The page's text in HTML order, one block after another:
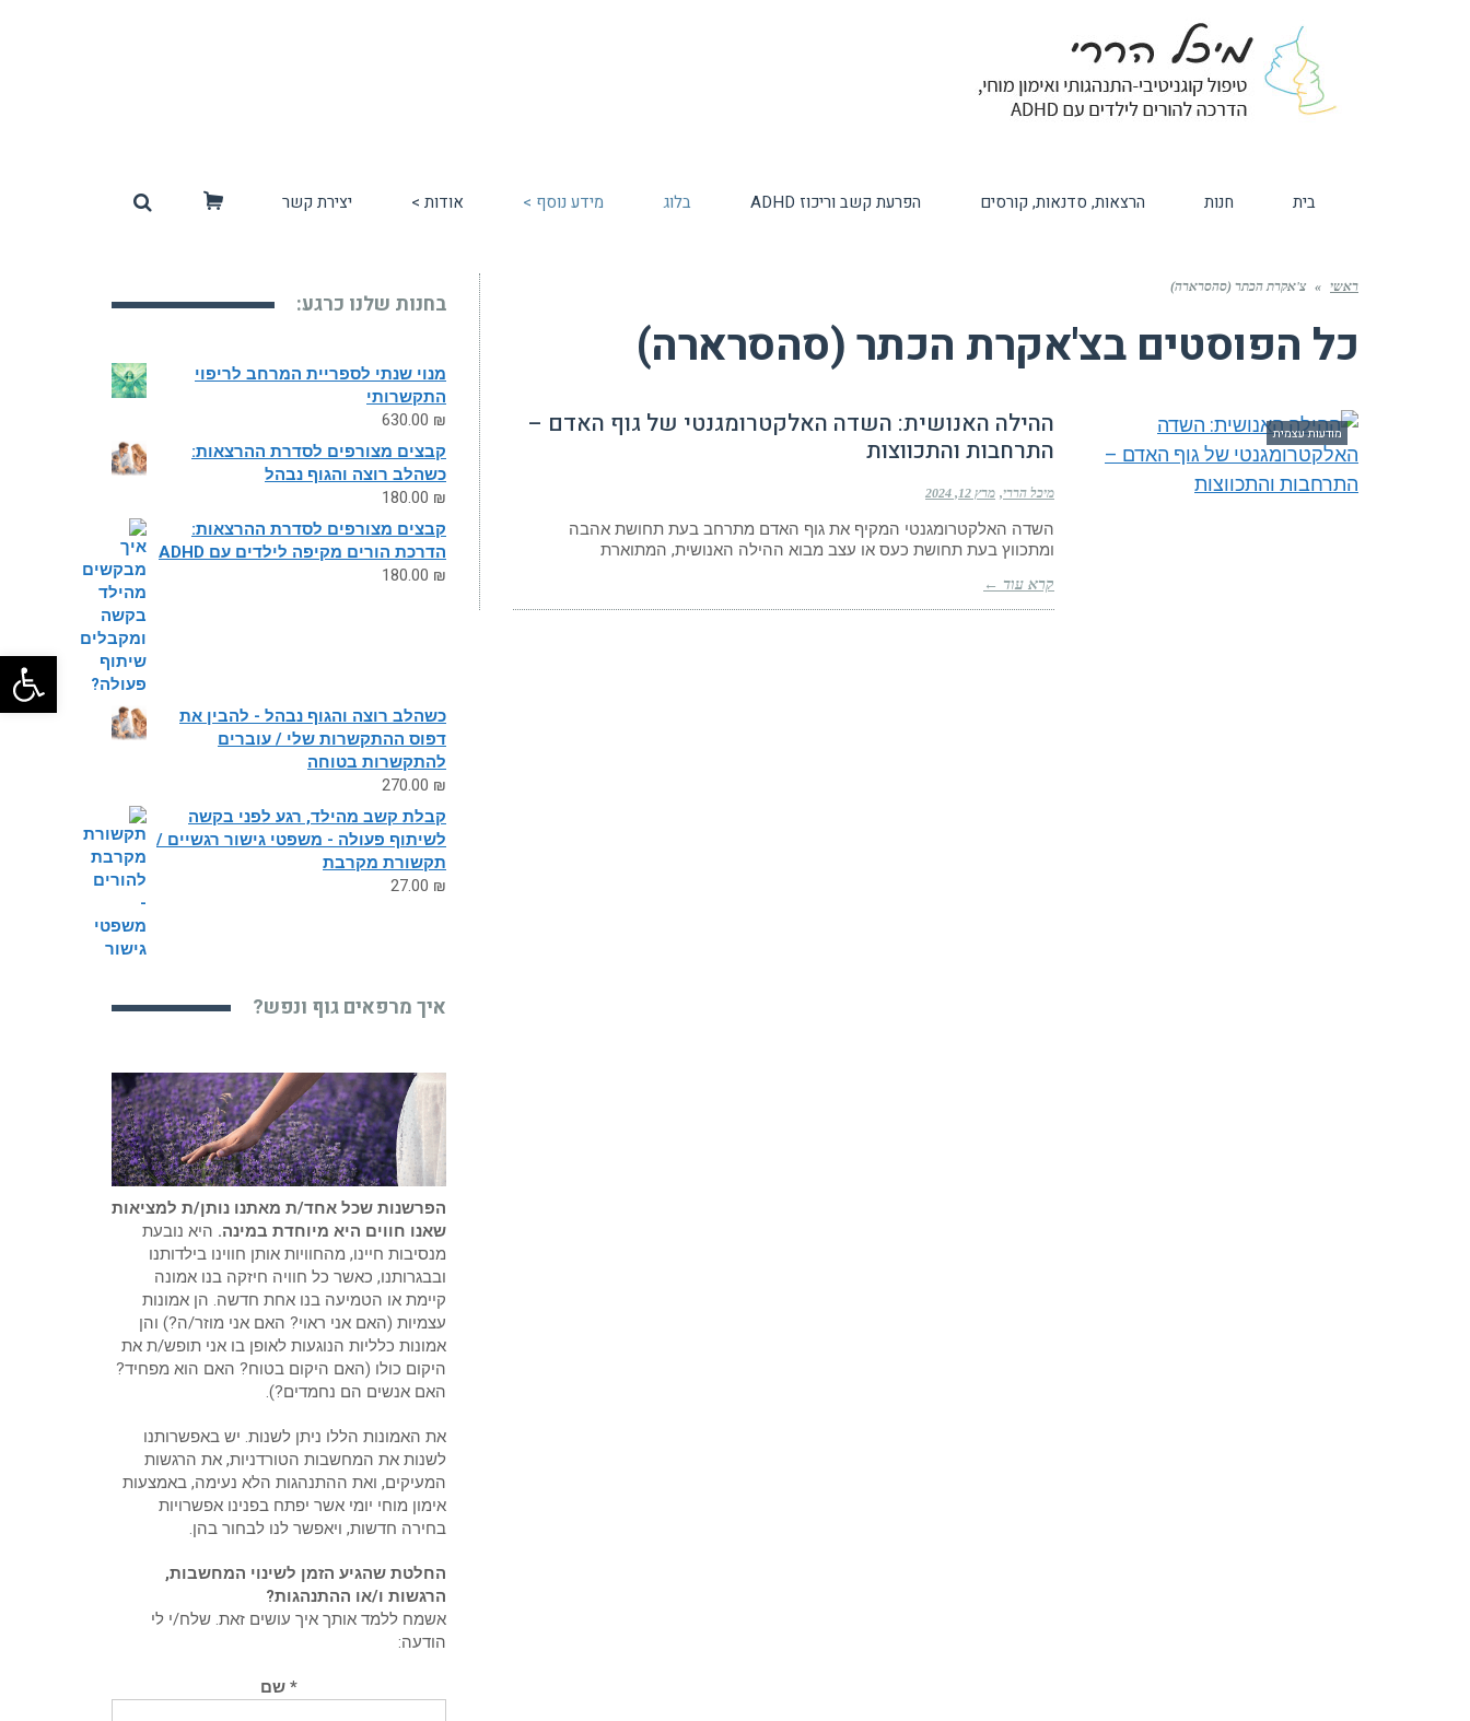
בית חנות הרצאות, סדנאות, קורסים הפרעת קשב וריכוז ADHD בלוג מידע נוסף > אודות > יצירת קשר
ראשי » צ'אקרת הכתר (סהסרארה)
כל הפוסטים בצ'אקרת הכתר (סהסרארה)
מודעות עצמית
ההילה האנושית: השדה האלקטרומגנטי של גוף האדם –
התרחבות והתכווצות
מיכל הררי מרץ 12, 2024
השדה האלקטרומגנטי המקיף את גוף האדם מתרחב בעת תחושת אהבה
ומתכווץ בעת תחושת כעס או עצב מבוא ההילה האנושית, המתוארת
קרא עוד ←
בחנות שלנו כרגע:
מנוי שנתי לספריית המרחב לריפוי
התקשרותי
630.00 ₪
קבצים מצורפים לסדרת ההרצאות:
כשהלב רוצה והגוף נבהל
180.00 ₪
קבצים מצורפים לסדרת ההרצאות:
הדרכת הורים מקיפה לילדים עם ADHD
180.00 ₪
כשהלב רוצה והגוף נבהל - להבין את
דפוס ההתקשרות שלי / עוברים
להתקשרות בטוחה
270.00 ₪
קבלת קשב מהילד, רגע לפני בקשה
לשיתוף פעולה - משפטי גישור רגשיים /
תקשורת מקרבת
27.00 ₪
איך מרפאים גוף ונפש?
הפרשנות שכל אחד/ת מאתנו נותן/ת למציאות
שאנו חווים היא מיוחדת במינה. היא נובעת
מנסיבות חיינו, מהחוויות אותן חווינו בילדותנו
ובבגרותנו, כאשר כל חוויה חיזקה בנו אמונה
קיימת או הטמיעה בנו אחת חדשה. הן אמונות
עצמיות (האם אני ראוי? האם אני מוזר/ה?) והן
אמונות כלליות הנוגעות לאופן בו אני תופש/ת את
היקום כולו (האם היקום בטוח? האם הוא מפחיד?
האם אנשים הם נחמדים?).
את האמונות הללו ניתן לשנות. יש באפשרותנו
לשנות את המחשבות הטורדניות, את הרגשות
המעיקים, ואת ההתנהגות הלא נעימה, באמצעות
אימון מוחי יומי אשר יפתח בפנינו אפשרויות
בחירה חדשות, ויאפשר לנו לבחור בהן.
החלטת שהגיע הזמן לשינוי המחשבות,
הרגשות ו/או ההתנהגות?
אשמח ללמד אותך איך עושים זאת. שלח/י לי
הודעה:
* שם